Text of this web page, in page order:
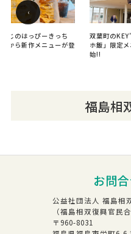
じのはっぴーきっち
から新作メニューが登
双葉町の
ホ飯」限定
始!!
‹
福島相
お問
公益社団法人 福島相
（福島相双復興官民
〒960-8031